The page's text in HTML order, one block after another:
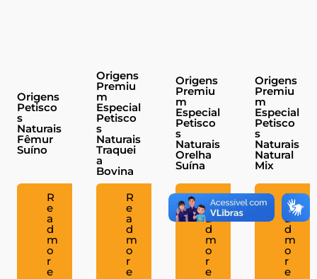
Origens
Petisco
s
Naturais
Fêmur
Suíno
R
e
a
d
m
o
r
e
Origens
Premiu
m
Especial
Petisco
s
Naturais
Traquei
a
Bovina
R
e
a
d
m
o
r
e
Origens
Premiu
m
Especial
Petisco
s
Naturais
Orelha
Suína
R
e
a
d
m
o
r
e
Origens
Premiu
m
Especial
Petisco
s
Naturais
Natural
Mix
R
e
a
d
m
o
r
e